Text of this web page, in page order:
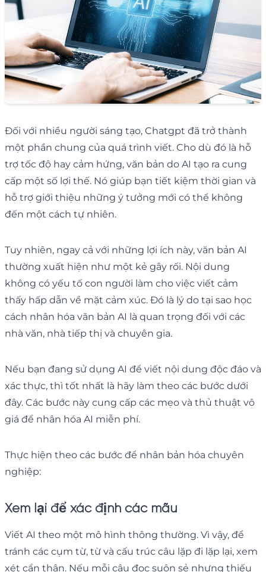
Đối với nhiều người sáng tạo, Chatgpt đã trở thành
một phần chung của quá trình viết. Cho dù đó là hỗ
trợ tốc độ hay cảm hứng, văn bản do AI tạo ra cung
cấp một số lợi thế. Nó giúp bạn tiết kiệm thời gian và
hỗ trợ giới thiệu những ý tưởng mới có thể không
đến một cách tự nhiên.
Tuy nhiên, ngay cả với những lợi ích này, văn bản AI
thường xuất hiện như một kẻ gây rối. Nội dung
không có yếu tố con người làm cho việc viết cảm
thấy hấp dẫn về mặt cảm xúc. Đó là lý do tại sao học
cách nhân hóa văn bản AI là quan trọng đối với các
nhà văn, nhà tiếp thị và chuyên gia.
Nếu bạn đang sử dụng AI để viết nội dung độc đáo và
xác thực, thì tốt nhất là hãy làm theo các bước dưới
đây. Các bước này cung cấp các mẹo và thủ thuật vô
giá để nhân hóa AI miễn phí.
Thực hiện theo các bước để nhân bản hóa chuyên
nghiệp:
Xem lại để xác định các mẫu
Viết AI theo một mô hình thông thường. Vì vậy, để
tránh các cụm từ, từ và cấu trúc câu lặp đi lặp lại, xem
xét cẩn thận. Nếu mỗi câu đọc suôn sẻ nhưng thiếu